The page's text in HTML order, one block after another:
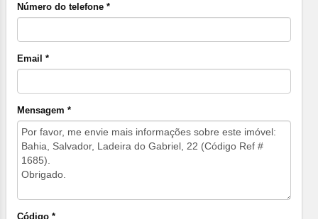
Número do telefone *
Email *
Mensagem *
Código *